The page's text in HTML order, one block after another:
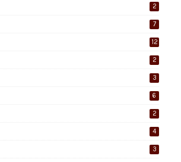
2
7
12
2
3
6
2
4
3